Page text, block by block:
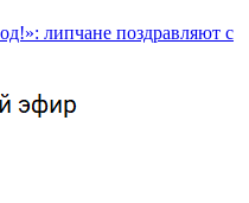
липчане поздравляют с